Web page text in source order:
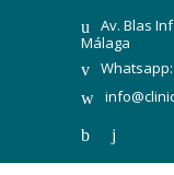
Av. Blas
Málaga
Whatsapp: